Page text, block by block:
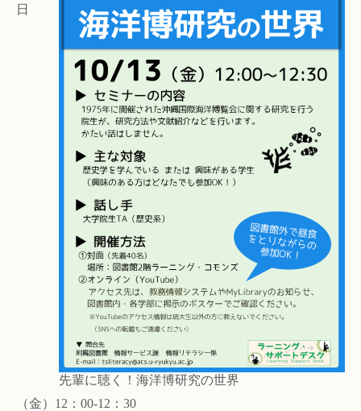
先輩に聴く！海洋博研究の世界
日
（金）12：00-12：30